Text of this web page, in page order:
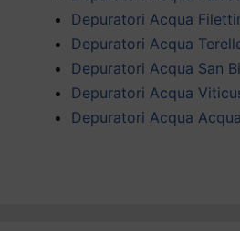
Depuratori Acqua
Depuratori Acqua
Depuratori Acqua San
Depuratori Acqua
Depuratori Acqua